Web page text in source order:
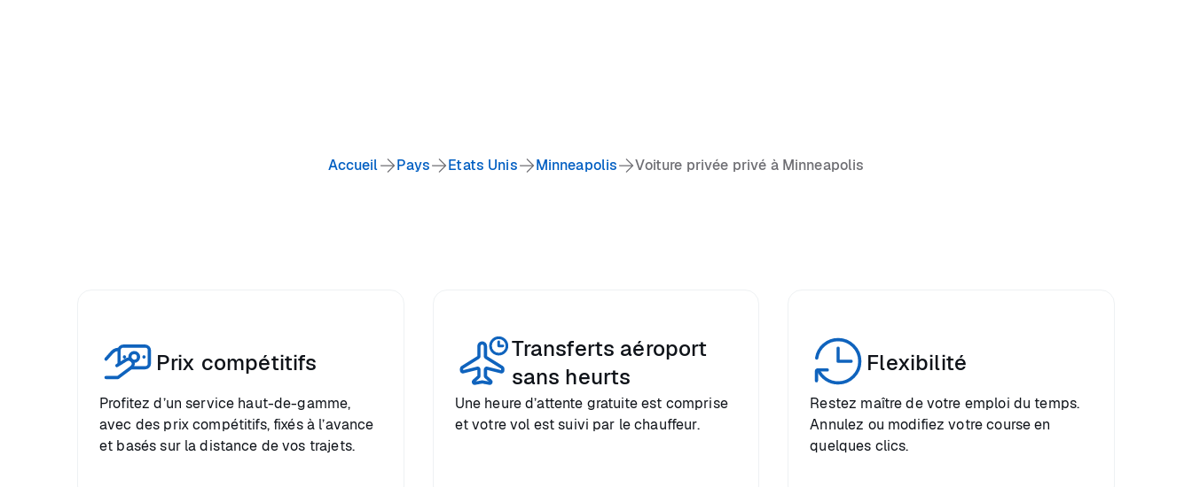
Accueil Pays Etats Unis Minneapolis Voiture privée privé à Minneapolis
Prix compétitifs
Profitez d’un service haut-de-gamme,
avec des prix compétitifs, fixés à l’avance
et basés sur la distance de vos trajets.
Transferts aéroport
sans heurts
Une heure d’attente gratuite est comprise
et votre vol est suivi par le chauffeur.
Flexibilité
Restez maître de votre emploi du temps.
Annulez ou modifiez votre course en
quelques clics.